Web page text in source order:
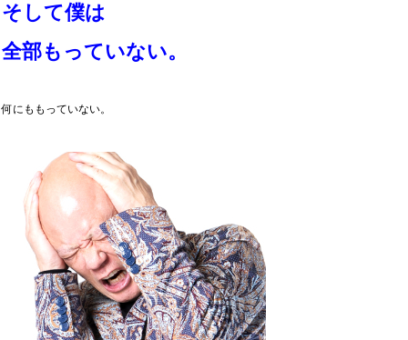
そして僕は
全部もっていない。
何にももっていない。